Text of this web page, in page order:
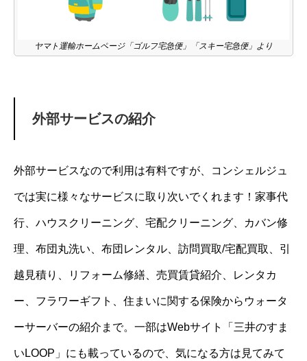
ヤマト運輸ホームページ「ゴルフ宅急便」「スキー宅急便」より
外部サービスの紹介
外部サービスなので利用は有料ですが、コンシェルジュ
では実に様々なサービスに取り次いでくれます！家事代
行、ハウスクリーニング、宅配クリーニング、カバン修
理、布団丸洗い、布団レンタル、訪問買取/宅配買取、引
越見積り、リフォーム修繕、売買賃貸紹介、レンタカ
ー、フラワーギフト、住まいに関する保険からウォータ
ーサーバーの紹介まで。一部はWebサイト「三井のすま
いLOOP」にも載っているので、気になる方は見てみて